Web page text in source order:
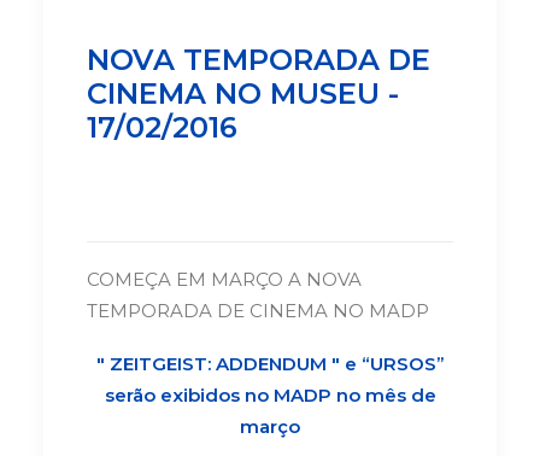
NOVA TEMPORADA DE
CINEMA NO MUSEU -
17/02/2016
COMEÇA EM MARÇO A NOVA
TEMPORADA DE CINEMA NO MADP
" ZEITGEIST: ADDENDUM " e “URSOS”
serão exibidos no MADP no mês de
março